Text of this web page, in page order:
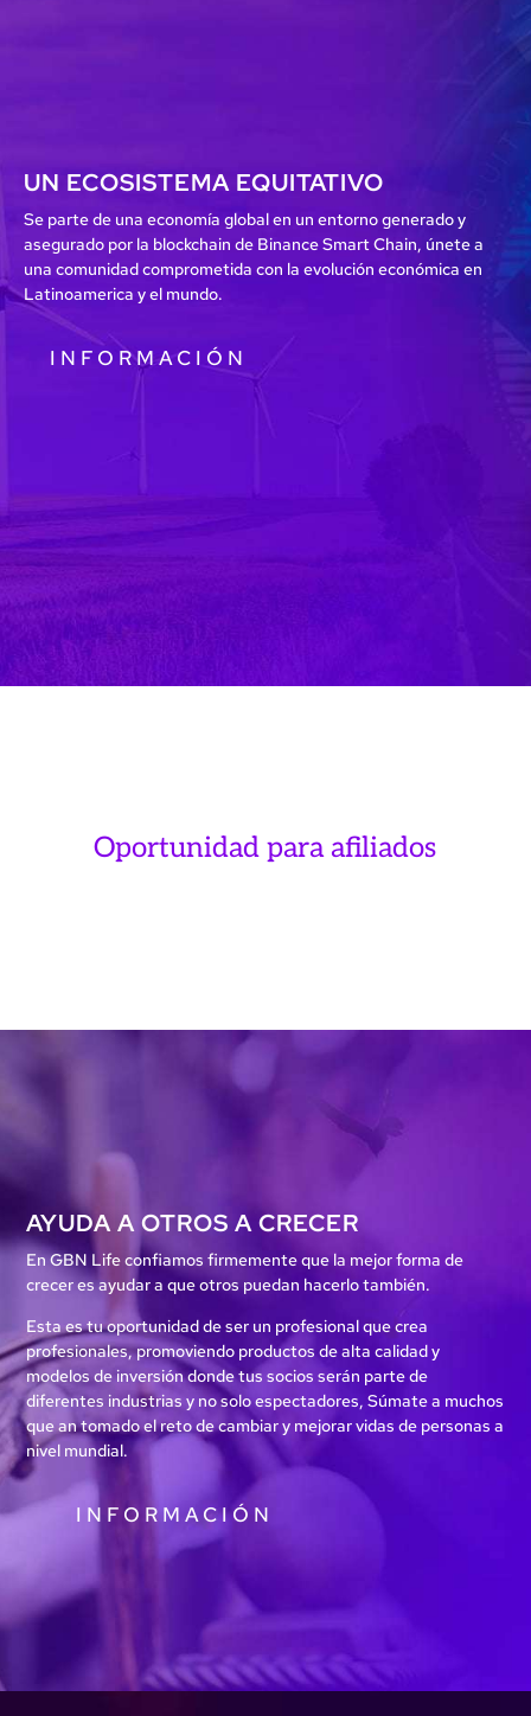
UN ECOSISTEMA EQUITATIVO
Se parte de una economía global en un entorno generado y
asegurado por la blockchain de Binance Smart Chain, únete a
una comunidad comprometida con la evolución económica en
Latinoamerica y el mundo.
INFORMACIÓN
Oportunidad para afiliados
AYUDA A OTROS A CRECER
En GBN Life confiamos firmemente que la mejor forma de
crecer es ayudar a que otros puedan hacerlo también.
Esta es tu oportunidad de ser un profesional que crea
profesionales, promoviendo productos de alta calidad y
modelos de inversión donde tus socios serán parte de
diferentes industrias y no solo espectadores, Súmate a muchos
que an tomado el reto de cambiar y mejorar vidas de personas a
nivel mundial.
INFORMACIÓN